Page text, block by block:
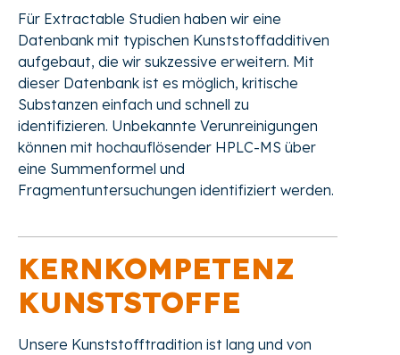
Für Extractable Studien haben wir eine
Datenbank mit typischen Kunststoffadditiven
aufgebaut, die wir sukzessive erweitern. Mit
dieser Datenbank ist es möglich, kritische
Substanzen einfach und schnell zu
identifizieren. Unbekannte Verunreinigungen
können mit hochauflösender HPLC-MS über
eine Summenformel und
Fragmentuntersuchungen identifiziert werden.
KERNKOMPETENZ
KUNSTSTOFFE
Unsere Kunststofftradition ist lang und von